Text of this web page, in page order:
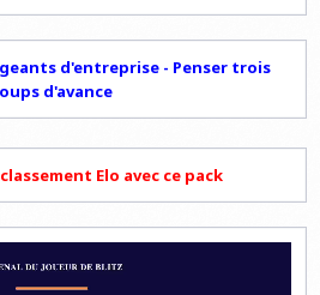
d'entreprise - Penser trois
d'avance
Elo avec ce pack